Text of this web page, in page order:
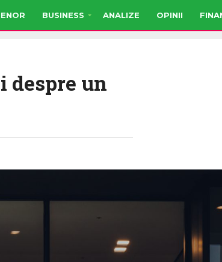
BUSINESS ANALIZE OPINII
despre un